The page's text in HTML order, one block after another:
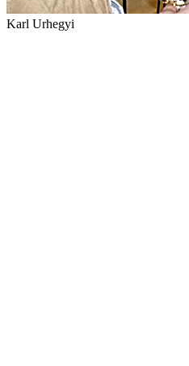
Karl Urhegyi